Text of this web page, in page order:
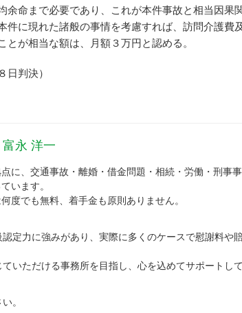
余命まで必要であり、これが本件事故と相当因果
件に現れた諸般の事情を考慮すれば、訪問介護費
とが相当な額は、月額３万円と認める。
日判決）
永 洋一
に、交通事故・離婚・借金問題・相続・労働・刑事
います。
度でも無料、着手金も原則ありません。
定力に強みがあり、実際に多くのケースで慰謝料や
いただける事務所を目指し、心を込めてサポートして
。